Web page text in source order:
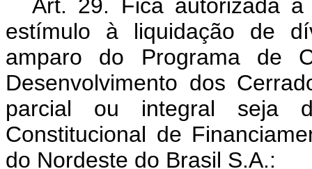
Art. 29. Fica autorizada
estímulo à liquidação de
amparo do Programa de
Desenvolvimento dos
parcial ou integral seja
Constitucional de
do Nordeste do Brasil S.A.: